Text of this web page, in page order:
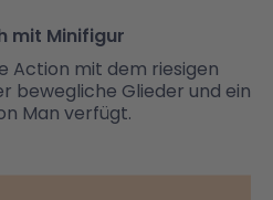
mit Minifigur
Action mit dem riesigen
bewegliche Glieder und ein
Man verfügt.